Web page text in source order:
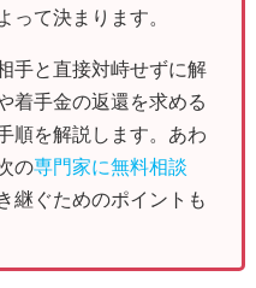
って決まります。
手と直接対峙せずに解
着手金の返還を求める
順を解説します。あわ
の専門家に無料相談
継ぐためのポイントも